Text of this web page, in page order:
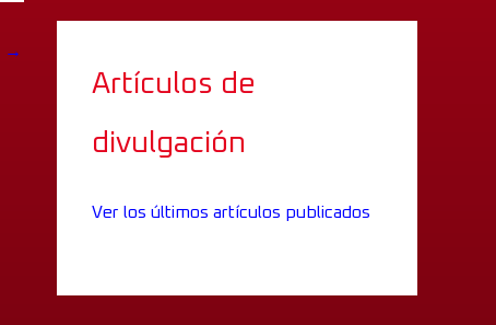
→
Artículos de
divulgación
Ver los últimos artículos publicados